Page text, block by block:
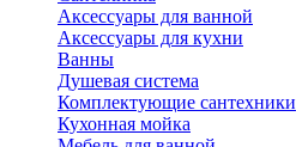
Аксессуары для ванной
Аксессуары для кухни
Ванны
Душевая система
Комплектующие сантехники
Кухонная мойка